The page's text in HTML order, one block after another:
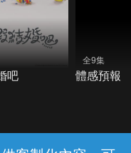
吧
全9集
體感預報